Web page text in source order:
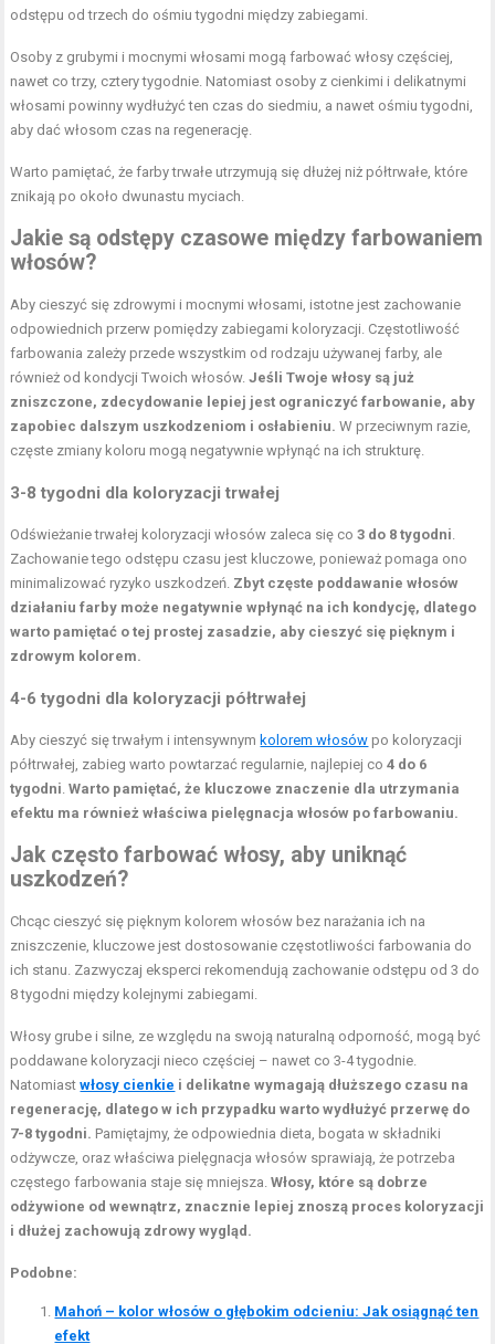
odstępu od trzech do ośmiu tygodni między zabiegami.
Osoby z grubymi i mocnymi włosami mogą farbować włosy częściej,
nawet co trzy, cztery tygodnie. Natomiast osoby z cienkimi i delikatnymi
włosami powinny wydłużyć ten czas do siedmiu, a nawet ośmiu tygodni,
aby dać włosom czas na regenerację.
Warto pamiętać, że farby trwałe utrzymują się dłużej niż półtrwałe, które
znikają po około dwunastu myciach.
Jakie są odstępy czasowe między farbowaniem
włosów?
Aby cieszyć się zdrowymi i mocnymi włosami, istotne jest zachowanie
odpowiednich przerw pomiędzy zabiegami koloryzacji. Częstotliwość
farbowania zależy przede wszystkim od rodzaju używanej farby, ale
również od kondycji Twoich włosów.Jeśli Twoje włosy są już
zniszczone, zdecydowanie lepiej jest ograniczyć farbowanie, aby
zapobiec dalszym uszkodzeniom i osłabieniu. W przeciwnym razie,
częste zmiany koloru mogą negatywnie wpłynąć na ich strukturę.
3-8 tygodni dla koloryzacji trwałej
Odświeżanie trwałej koloryzacji włosów zaleca się co3 do 8 tygodni
Zachowanie tego odstępu czasu jest kluczowe, ponieważ pomaga ono
minimalizować ryzyko uszkodzeń. Zbyt częste poddawanie włosów
działaniu farby może negatywnie wpłynąć na ich kondycję, dlatego
warto pamiętać o tej prostej zasadzie, aby cieszyć się pięknym i
zdrowym kolorem.
4-6 tygodni dla koloryzacji półtrwałej
Aby cieszyć się trwałym i intensywnym kolorem włosów po koloryzacji
półtrwałej, zabieg warto powtarzać regularnie, najlepiej co4 do 6
tygodni .Warto pamiętać, że kluczowe znaczenie dla utrzymania
efektu ma również właściwa pielęgnacja włosów po farbowaniu.
Jak często farbować włosy, aby uniknąć
uszkodzeń?
Chcąc cieszyć się pięknym kolorem włosów bez narażania ich na
zniszczenie, kluczowe jest dostosowanie częstotliwości farbowania do
ich stanu. Zazwyczaj eksperci rekomendują zachowanie odstępu od 3 do
8 tygodni między kolejnymi zabiegami.
Włosy grube i silne, ze względu na swoją naturalną odporność, mogą być
poddawane koloryzacji nieco częściej – nawet co 3-4 tygodnie.
Natomiastwłosy cienkie i delikatne wymagają dłuższego czasu na
regenerację, dlatego w ich przypadku warto wydłużyć przerwę do
7-8 tygodni. Pamiętajmy, że odpowiednia dieta, bogata w składniki
odżywcze, oraz właściwa pielęgnacja włosów sprawiają, że potrzeba
częstego farbowania staje się mniejsza.Włosy, które są dobrze
odżywione od wewnątrz, znacznie lepiej znoszą proces koloryzacji
i dłużej zachowują zdrowy wygląd.
Podobne:
Mahoń – kolor włosów o głębokim odcieniu: Jak osiągnąć ten
efekt